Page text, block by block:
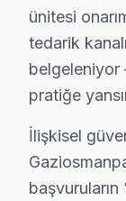
İkinci
Üçüncü
13 yıllık
Orta
Neden
ünitesi
tedarik
belgeleniyor
pratiğe
İlişkisel